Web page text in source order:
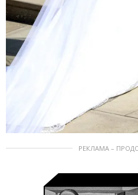
РЕКЛАМА –